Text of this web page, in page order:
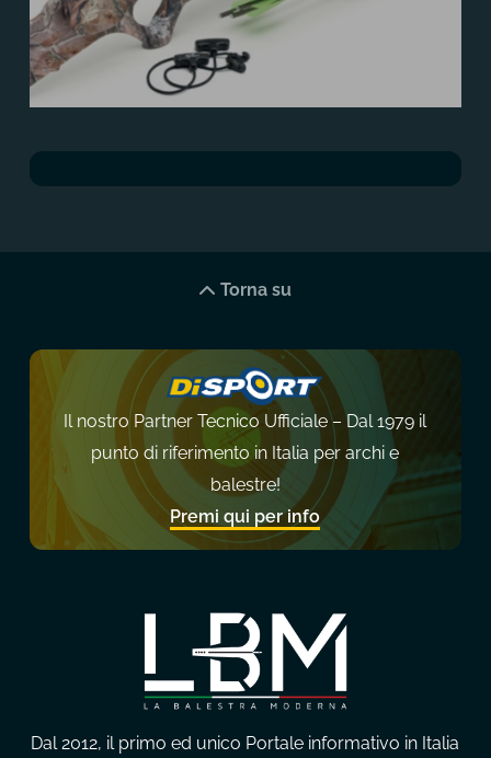
Torna su
Il nostro Partner Tecnico Ufficiale – Dal 1979 il
punto di riferimento in Italia per archi e
balestre!
Premi qui per info
Dal 2012, il primo ed unico Portale informativo in Italia